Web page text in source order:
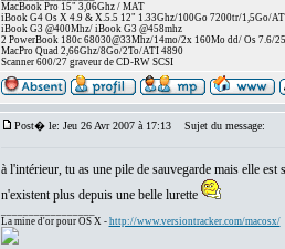
MacBook Pro 15" 3,06Ghz / MAT
iBook G4 Os X 4.9 & X.5.5 12" 1.33Ghz/100Go 7200tr/1,5Go/
iBook G3 @400Mhz/ iBook G3 @458mhz
2 PowerBook 180c 68030@33Mhz/14mo/2x 160Mo dd/ Os 7.6/
MacPro Quad 2,66Ghz/8Go/2To/ATI 4890
Scanner 600/27 graveur de CD-RW SCSI
Post� le: Jeu 26 Avr 2007 à 17:13 Sujet du message:
à l'intérieur, tu as une pile de sauvegarde mais elle
n'existent plus depuis une belle lurette
La mine d'or pour OS X - http://www.versiontracker.com/macosx/